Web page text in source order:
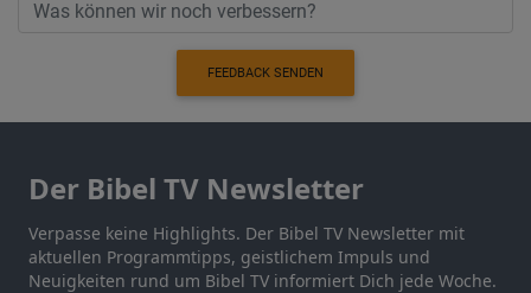
FEEDBACK SENDEN
Der Bibel TV Newsletter
Verpasse keine Highlights. Der Bibel TV Newsletter mit
aktuellen Programmtipps, geistlichem Impuls und
Neuigkeiten rund um Bibel TV informiert Dich jede Woche.